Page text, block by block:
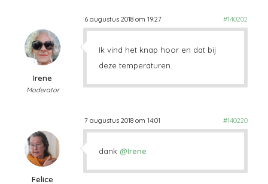
6 augustus 2018 om 19:27 #140202
Irene
Moderator
Ik vind het knap hoor en dat bij
deze temperaturen.
7 augustus 2018 om 14:01 #140220
Felice
dank @Irene